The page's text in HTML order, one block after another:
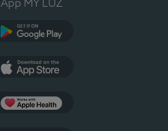
App MY LUZ